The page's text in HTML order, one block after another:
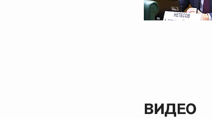
ВИДЕО